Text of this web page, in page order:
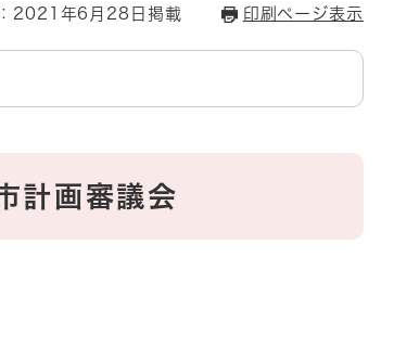
2021年6月28日掲載 印刷ページ表示
計画審議会